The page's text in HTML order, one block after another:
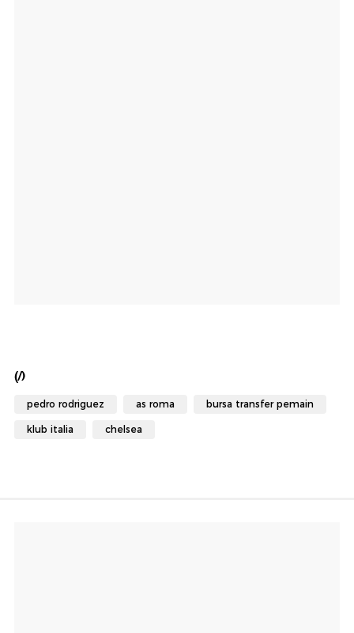
(/)
pedro rodriguez as roma bursa transfer pemain
klub italia chelsea